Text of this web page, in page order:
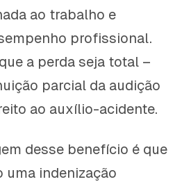
ao trabalho e
profissional.
a perda seja total –
parcial da audição
ao auxílio-acidente.
desse benefício é que
uma indenização